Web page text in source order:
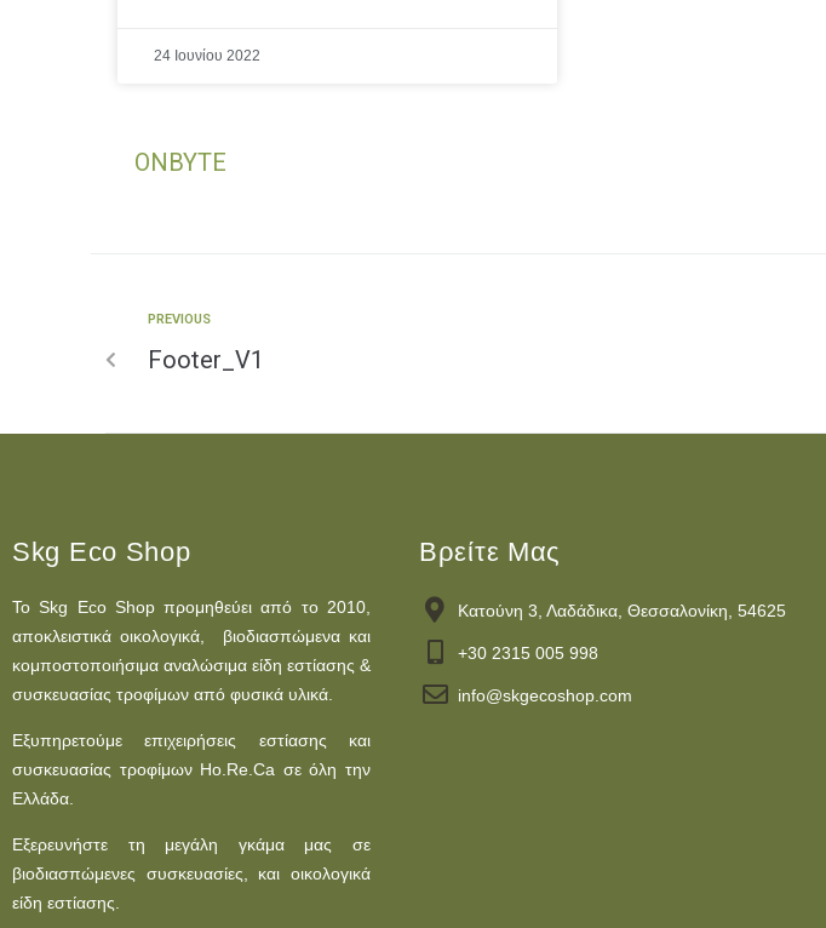
24 Ιουνίου 2022
ONBYTE
PREVIOUS
Footer_V1
Skg Eco Shop
Το Skg Eco Shop προμηθεύει από το 2010,
αποκλειστικά οικολογικά, βιοδιασπώμενα και
κομποστοποιήσιμα αναλώσιμα είδη εστίασης &
συσκευασίας τροφίμων από φυσικά υλικά.
Εξυπηρετούμε επιχειρήσεις εστίασης και
συσκευασίας τροφίμων Ho.Re.Ca σε όλη την
Ελλάδα.
Εξερευνήστε τη μεγάλη γκάμα μας σε
βιοδιασπώμενες συσκευασίες, και οικολογικά
είδη εστίασης.
Βρείτε Μας
Κατούνη 3, Λαδάδικα, Θεσσαλονίκη, 54625
+30 2315 005 998
info@skgecoshop.com